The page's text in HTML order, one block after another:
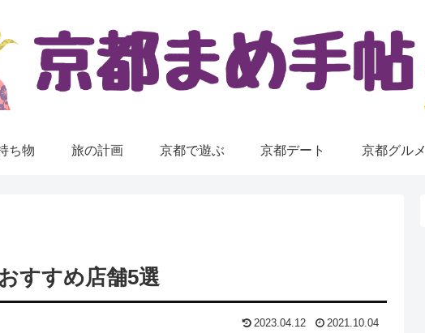
ち物 旅の計画 京都で遊ぶ 京都デート 京都グルメ
すすめ店舗5選
2023.04.12 2021.10.04